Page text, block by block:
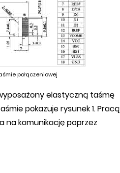
połączeniowej
elastyczną taśmę
pokazuje rysunek 1. Pracą
na komunikację poprzez